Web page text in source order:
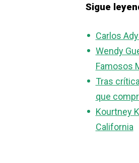
Sigue
Carlos
Wendy
Famosos
Tras
que
Kourtney
California